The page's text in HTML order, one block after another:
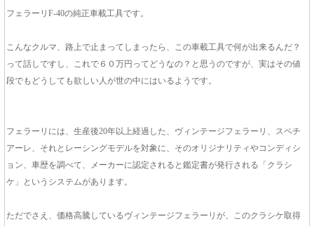
フェラーリF-40の純正車載工具です。
こんなクルマ、路上で止まってしまったら、この車載工具で何が出来るんだ？
って話しですし、これで６０万円ってどうなの？と思うのですが、実はその値
段でもどうしても欲しい人が世の中にはいるようです。
フェラーリには、生産後20年以上経過した、ヴィンテージフェラーリ、スペチ
アーレ、それとレーシングモデルを対象に、そのオリジナリティやコンディシ
ョン、車歴を調べて、メーカーに認定されると鑑定書が発行される「クラシ
ケ」というシステムがあります。
ただでさえ、価格高騰しているヴィンテージフェラーリが、このクラシケ取得